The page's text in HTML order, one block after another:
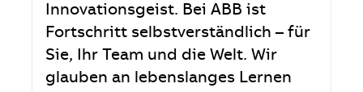
Innovationsgeist. Bei ABB ist
Fortschritt selbstverständlich – für
Sie, Ihr Team und die Welt. Wir
glauben an lebenslanges Lernen